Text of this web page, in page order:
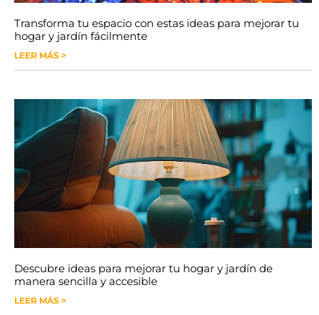
Transforma tu espacio con estas ideas para mejorar tu
hogar y jardín fácilmente
LEER MÁS >
Descubre ideas para mejorar tu hogar y jardín de
manera sencilla y accesible
LEER MÁS >